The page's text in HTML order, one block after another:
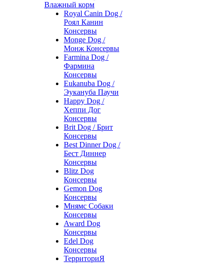
Влажный корм
Royal Canin Dog /
Роял Канин
Консервы
Monge Dog /
Монж Консервы
Farmina Dog /
Фармина
Консервы
Eukanuba Dog /
Эукануба Паучи
Happy Dog /
Хеппи Дог
Консервы
Brit Dog / Брит
Консервы
Best Dinner Dog /
Бест Диннер
Консервы
Blitz Dog
Консервы
Gemon Dog
Консервы
Мнямс Собаки
Консервы
Award Dog
Консервы
Edel Dog
Консервы
ТерриториЯ